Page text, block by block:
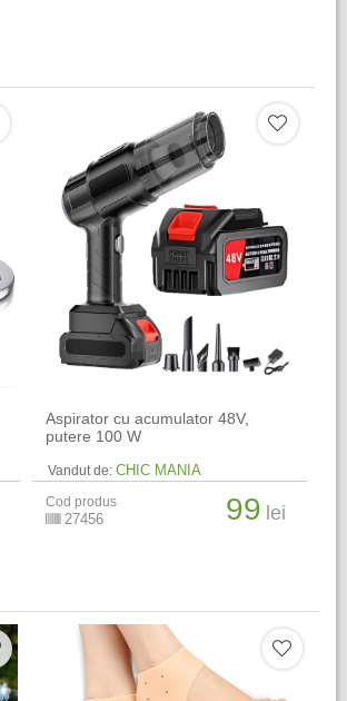
Aspirator cu acumulator 48V,
putere 100 W
Vandut de: CHIC MANIA
Cod produs
27456 99 lei